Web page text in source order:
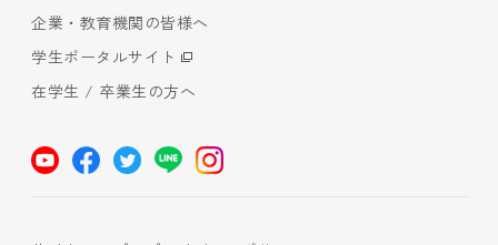
企業・教育機関の皆様へ
学生ポータルサイト
在学生 / 卒業生の方へ